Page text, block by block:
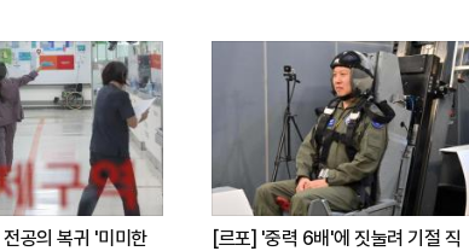
공의 복귀 '미미한
[르포] '중력 6배'에 짓눌려 기절 직